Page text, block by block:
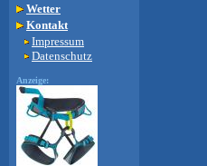
Wetter
Kontakt
Impressum
Datenschutz
Anzeige: